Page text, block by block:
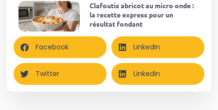
Clafoutis abricot au micro onde :
la recette express pour un
résultat fondant
Facebook LinkedIn
Twitter LinkedIn